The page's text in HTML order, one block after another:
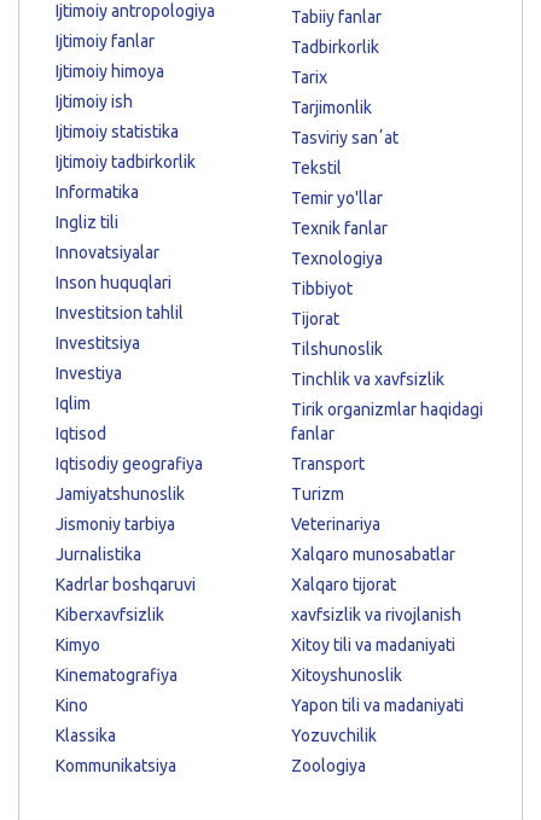
Ijtimoiy antropologiya
Ijtimoiy fanlar
Ijtimoiy himoya
Ijtimoiy ish
Ijtimoiy statistika
Ijtimoiy tadbirkorlik
Informatika
Ingliz tili
Innovatsiyalar
Inson huquqlari
Investitsion tahlil
Investitsiya
Investiya
Iqlim
Iqtisod
Iqtisodiy geografiya
Jamiyatshunoslik
Jismoniy tarbiya
Jurnalistika
Kadrlar boshqaruvi
Kiberxavfsizlik
Kimyo
Kinematografiya
Kino
Klassika
Kommunikatsiya
Tabiiy fanlar
Tadbirkorlik
Tarix
Tarjimonlik
Tasviriy sanʼat
Tekstil
Temir yo'llar
Texnik fanlar
Texnologiya
Tibbiyot
Tijorat
Tilshunoslik
Tinchlik va xavfsizlik
Tirik organizmlar haqidagi
fanlar
Transport
Turizm
Veterinariya
Xalqaro munosabatlar
Xalqaro tijorat
xavfsizlik va rivojlanish
Xitoy tili va madaniyati
Xitoyshunoslik
Yapon tili va madaniyati
Yozuvchilik
Zoologiya